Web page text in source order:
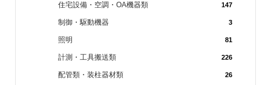
住宅設備・空調・OA機器類 147
制御・駆動機器 3
照明 81
計測・工具搬送類 226
配管類・装柱器材類 26